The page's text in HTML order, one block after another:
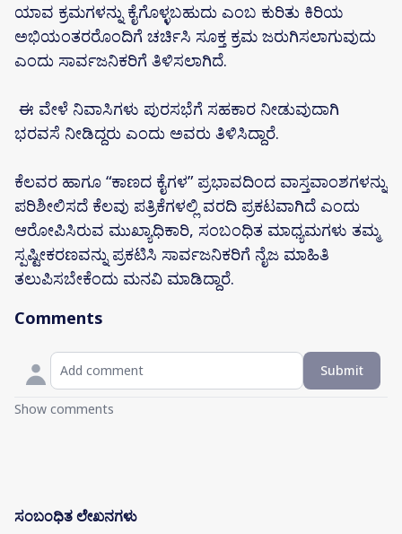
ಯಾವ ಕ್ರಮಗಳನ್ನು ಕೈಗೊಳ್ಳಬಹುದು ಎಂಬ ಕುರಿತು ಕಿರಿಯ
ಅಭಿಯಂತರರೊಂದಿಗೆ ಚರ್ಚಿಸಿ ಸೂಕ್ತ ಕ್ರಮ ಜರುಗಿಸಲಾಗುವುದು
ಎಂದು ಸಾರ್ವಜನಿಕರಿಗೆ ತಿಳಿಸಲಾಗಿದೆ.
ಈ ವೇಳೆ ನಿವಾಸಿಗಳು ಪುರಸಭೆಗೆ ಸಹಕಾರ ನೀಡುವುದಾಗಿ
ಭರವಸೆ ನೀಡಿದ್ದರು ಎಂದು ಅವರು ತಿಳಿಸಿದ್ದಾರೆ.
ಕೆಲವರ ಹಾಗೂ “ಕಾಣದ ಕೈಗಳ” ಪ್ರಭಾವದಿಂದ ವಾಸ್ತವಾಂಶಗಳನ್ನು
ಪರಿಶೀಲಿಸದೆ ಕೆಲವು ಪತ್ರಿಕೆಗಳಲ್ಲಿ ವರದಿ ಪ್ರಕಟವಾಗಿದೆ ಎಂದು
ಆರೋಪಿಸಿರುವ ಮುಖ್ಯಾಧಿಕಾರಿ, ಸಂಬಂಧಿತ ಮಾಧ್ಯಮಗಳು ತಮ್ಮ
ಸ್ಪಷ್ಟೀಕರಣವನ್ನು ಪ್ರಕಟಿಸಿ ಸಾರ್ವಜನಿಕರಿಗೆ ನೈಜ ಮಾಹಿತಿ
ತಲುಪಿಸಬೇಕೆಂದು ಮನವಿ ಮಾಡಿದ್ದಾರೆ.
Comments
Submit
Show comments
ಸಂಬಂಧಿತ ಲೇಖನಗಳು